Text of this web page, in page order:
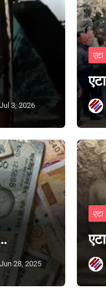
3, 2026
एटा
Jun 28, 2025
एटा